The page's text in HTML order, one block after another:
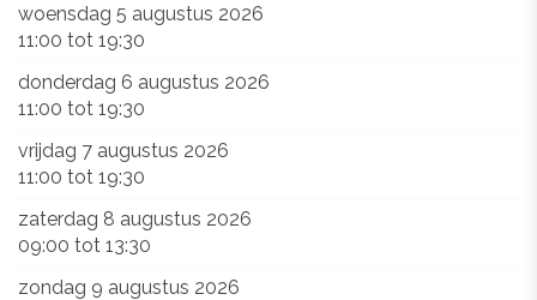
woensdag 5 augustus 2026
11:00 tot 19:30
donderdag 6 augustus 2026
11:00 tot 19:30
vrijdag 7 augustus 2026
11:00 tot 19:30
zaterdag 8 augustus 2026
09:00 tot 13:30
zondag 9 augustus 2026